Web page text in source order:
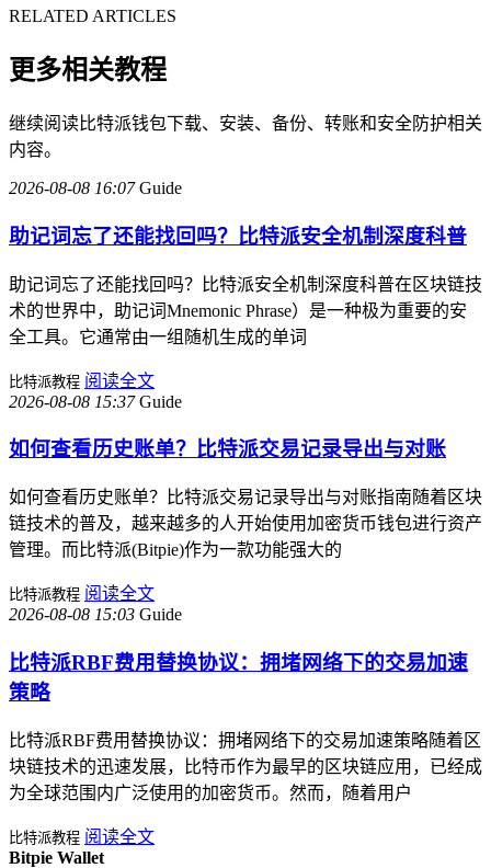
RELATED ARTICLES
更多相关教程
继续阅读比特派钱包下载、安装、备份、转账和安全防护相关
内容。
2026-08-08 16:07 Guide
助记词忘了还能找回吗？比特派安全机制深度科普
助记词忘了还能找回吗？比特派安全机制深度科普在区块链技
术的世界中，助记词Mnemonic Phrase）是一种极为重要的安
全工具。它通常由一组随机生成的单词
比特派教程 阅读全文
2026-08-08 15:37 Guide
如何查看历史账单？比特派交易记录导出与对账
如何查看历史账单？比特派交易记录导出与对账指南随着区块
链技术的普及，越来越多的人开始使用加密货币钱包进行资产
管理。而比特派(Bitpie)作为一款功能强大的
比特派教程 阅读全文
2026-08-08 15:03 Guide
比特派RBF费用替换协议：拥堵网络下的交易加速
策略
比特派RBF费用替换协议：拥堵网络下的交易加速策略随着区
块链技术的迅速发展，比特币作为最早的区块链应用，已经成
为全球范围内广泛使用的加密货币。然而，随着用户
比特派教程 阅读全文
Bitpie Wallet